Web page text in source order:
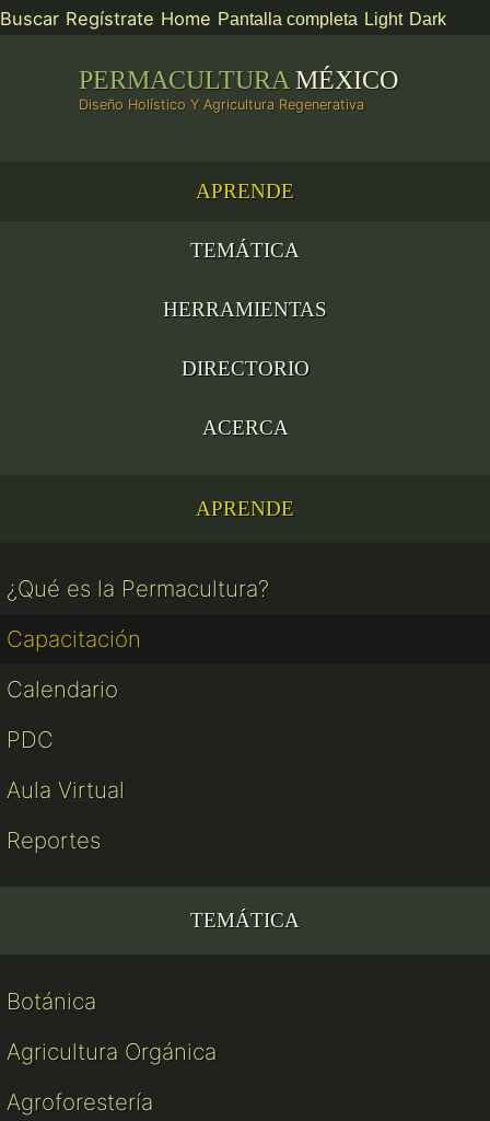
Buscar Regístrate Home Pantalla completa Light Dark
PERMACULTURA MÉXICO
Diseño Holístico Y Agricultura Regenerativa
APRENDE
TEMÁTICA
HERRAMIENTAS
DIRECTORIO
ACERCA
APRENDE
¿Qué es la Permacultura?
Capacitación
Calendario
PDC
Aula Virtual
Reportes
TEMÁTICA
Botánica
Agricultura Orgánica
Agroforestería